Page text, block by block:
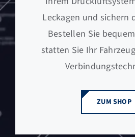
Leckagen und sichern
Bestellen Sie
statten Sie Ihr
ZUM SHOP